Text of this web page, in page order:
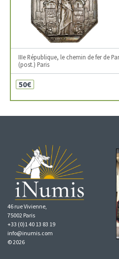
IIIe République, le chemin de fer de
(post.) Paris
50€
46 rue Vivienne,
75002 Paris
+33 (0)1 40 13 83 19
info@inumis.com
© 2026